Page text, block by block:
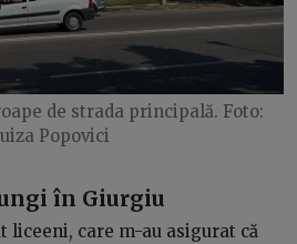
de strada principală. Foto:
Popovici
în Giurgiu
liceeni, care m-au asigurat că